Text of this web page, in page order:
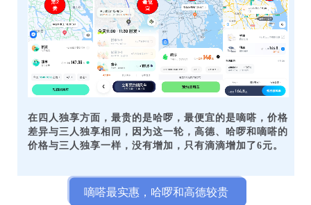
在四人独享方面，最贵的是哈啰，最便宜的是嘀嗒，价格
差异与三人独享相同，因为这一轮，高德、哈啰和嘀嗒的
价格与三人独享一样，没有增加，只有滴滴增加了6元。
嘀嗒最实惠，哈啰和高德较贵